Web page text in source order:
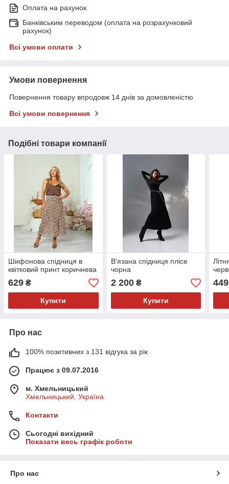
Оплата на рахунок
Банківським переводом (оплата на розрахунковий
рахунок)
Всі умови оплати
Умови повернення
Повернення товару впродовж 14 днів за домовленістю
Всі умови повернення
Подібні товари компанії
Шифонова спідниця в
квітковий принт коричнева
629 ₴
Купити
В'язана спідниця плісе
чорна
2 200₴
Купити
449
Про нас
100% позитивних з 131 відгука за рік
Працює з 09.07.2016
м. Хмельницький
Хмельницький, Україна
Контакти
Сьогодні вихідний
Показати весь графік роботи
Про нас